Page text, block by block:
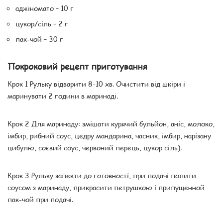
аджіномато – 10 г
цукор/сіль – 2 г
пак-чой – 30 г
Покроковий рецепт приготування
Крок 1 Рульку відварити 8-10 хв. Очистити від шкіри і
маринувати 2 години в маринаді.
Крок 2 Для маринаду: змішати курячий бульйон, аніс, молоко,
імбир, рибний соус, цедру мандарина, часник, імбир, нарізану
цибулю, соєвий соус, червоний перець, цукор сіль).
Крок 3 Рульку запекти до готовності, при подачі полити
соусом з маринаду, прикрасити петрушкою і припущенной
пак-чой при подачі.